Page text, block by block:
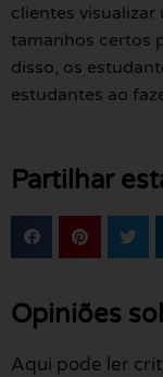
clientes visualizar
tamanhos certos
disso, os
estudantes ao
Partilhar
Opiniões
Aqui pode ler